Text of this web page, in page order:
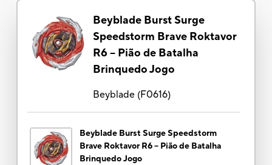
Beyblade Burst Surge
Speedstorm Brave Roktavor
R6 -- Pião de Batalha
Brinquedo Jogo
Beyblade(F0616)
Beyblade Burst Surge Speedstorm
Brave Roktavor R6 -- Pião de Batalha
Brinquedo Jogo